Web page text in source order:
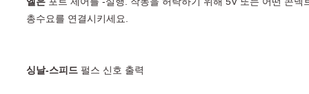
총수요를 연결시키세요.
싱날-스피드 펄스 신호 출력